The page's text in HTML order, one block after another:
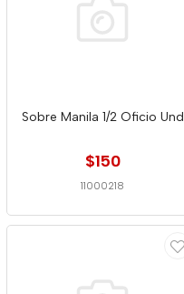
Sobre Manila 1/2 Oficio Und
$150
11000218